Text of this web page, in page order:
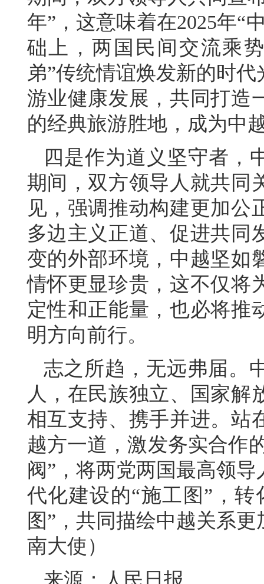
年”，这意味着在2025年“
础上，两国民间交流乘
弟”传统情谊焕发新的时
游业健康发展，共同打造
的经典旅游胜地，成为中
四是作为道义坚守者，
期间，双方领导人就共同
见，强调推动构建更加公
多边主义正道、促进共同
变的外部环境，中越坚如
情怀更显珍贵，这不仅将
定性和正能量，也必将推
明方向前行。
志之所趋，无远弗届。
人，在民族独立、国家解
相互支持、携手并进。站
越方一道，激发务实合作
阀”，将两党两国最高领
代化建设的“施工图”，
图”，共同描绘中越关系
南大使）
来源：人民日报